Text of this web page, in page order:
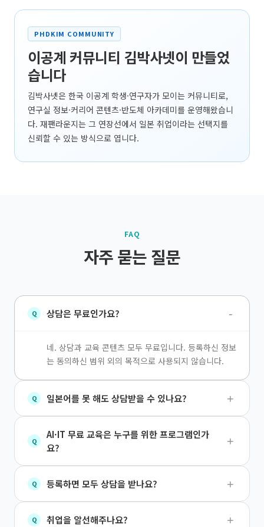
PHDKIM COMMUNITY
이공계 커뮤니티 김박사넷이 만들었
습니다
김박사넷은 한국 이공계 학생·연구자가 모이는 커뮤니티로,
연구실 정보·커리어 콘텐츠·반도체 아카데미를 운영해왔습니
다. 재팬라운지는 그 연장선에서 일본 취업이라는 선택지를
신뢰할 수 있는 방식으로 엽니다.
FAQ
자주 묻는 질문
Q 상담은 무료인가요? -
네. 상담과 교육 콘텐츠 모두 무료입니다. 등록하신 정보
는 동의하신 범위 외의 목적으로 사용되지 않습니다.
Q 일본어를 못 해도 상담받을 수 있나요? +
Q
AI·IT 무료 교육은 누구를 위한 프로그램인가
요?
+
Q 등록하면 모두 상담을 받나요? +
Q 취업을 알선해주나요? +